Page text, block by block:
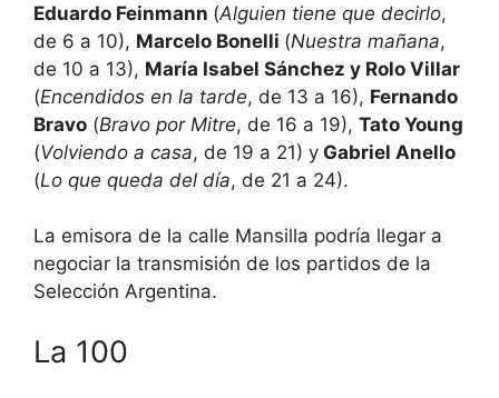
Eduardo Feinmann (Alguien tiene que decirlo,
de 6 a 10), Marcelo Bonelli (Nuestra mañana,
de 10 a 13), María Isabel Sánchez y Rolo Villar
(Encendidos en la tarde, de 13 a 16), Fernando
Bravo (Bravo por Mitre, de 16 a 19), Tato Young
(Volviendo a casa, de 19 a 21) y Gabriel Anello
(Lo que queda del día, de 21 a 24).
La emisora de la calle Mansilla podría llegar a
negociar la transmisión de los partidos de la
Selección Argentina.
La 100